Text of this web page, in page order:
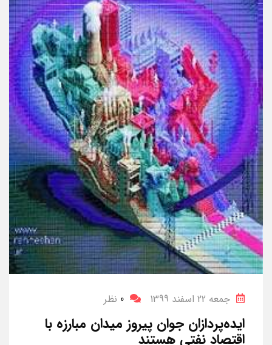
جمعه 22 اسفند 1399 0 نظر
ایده‌پردازان جوان پیروز میدان مبارزه با
اقتصاد نفتی هستند